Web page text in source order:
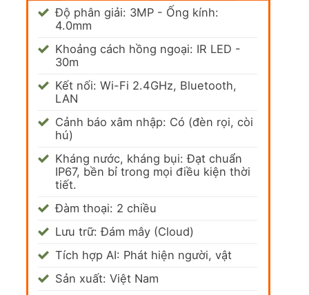
Độ phân giải: 3MP - Ống kính:
4.0mm
Khoảng cách hồng ngoại: IR LED -
30m
Kết nối: Wi-Fi 2.4GHz, Bluetooth,
LAN
Cảnh báo xâm nhập: Có (đèn rọi, còi
hú)
Kháng nước, kháng bụi: Đạt chuẩn
IP67, bền bỉ trong mọi điều kiện thời
tiết.
Đàm thoại: 2 chiều
Lưu trữ: Đám mây (Cloud)
Tích hợp AI: Phát hiện người, vật
Sản xuất: Việt Nam